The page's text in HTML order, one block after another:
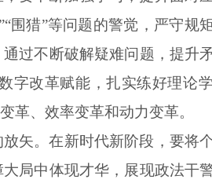
围猎”等问题的警觉，严守规
通过不断破解疑难问题 ， 提升
字改革赋能，扎实练好理论
革、效率变革和动力变革。
矢。在新时代新阶段，要将
局中体现才华，展现政法干